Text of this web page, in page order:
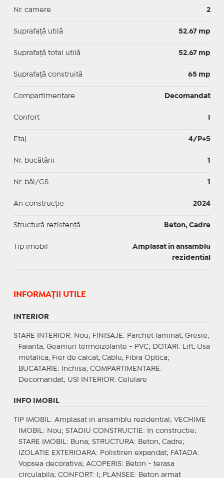
Nr. camere 2
Suprafaţă utilă 52.67 mp
Suprafaţă total utilă 52.67 mp
Suprafaţă construită 65 mp
Compartimentare Decomandat
Confort
Etaj 4/P+5
Nr. bucătării 1
Nr. băi/GS 1
An construcție 2024
Structură rezistență Beton, Cadre
Tip imobil
Amplasat in ansamblu
rezidential
INFORMAŢII UTILE
INTERIOR
STARE INTERIOR: Nou; FINISAJE : Parchet laminat, Gresie,
Faianta, Geamuri termoizolante - PVC;
DOTARI : Lift, Usa
metalica, Fier de calcat, Cablu, Fibra Optica;
BUCATARIE : Inchisa; COMPARTIMENTARE :
Decomandat; USI INTERIOR: Celulare
INFO IMOBIL
TIP IMOBIL : Amplasat in ansamblu rezidential; VECHIME
IMOBIL : Nou; STADIU CONSTRUCTIE : In constructie;
STARE IMOBIL : Buna; STRUCTURA: Beton, Cadre;
IZOLATIE EXTERIOARA: Polistiren expandat; FATADA:
Vopsea decorativa; ACOPERIS: Beton - terasa
circulabila; CONFORT : I; PLANSEE : Beton armat